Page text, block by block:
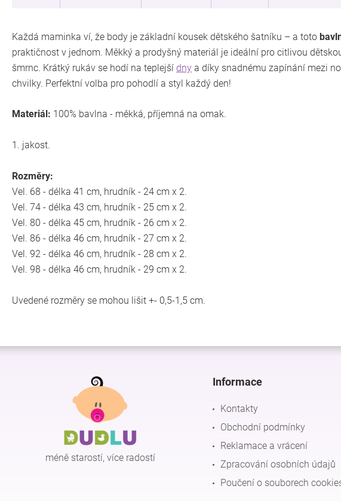
Každá maminka ví, že body je základní kousek dětského šatníku – a toto
praktičnost v jednom. Měkký a prodyšný materiál je ideální pro citlivou
šmrnc. Krátký rukáv se hodí na teplejší dny a díky snadnému zapínání mezi
chvilky. Perfektní volba pro pohodlí a styl každý den!
Materiál: 100% bavlna - měkká, příjemná na omak.
1. jakost.
Rozměry:
Vel. 68 - délka 41 cm, hrudník - 24 cm x 2.
Vel. 74 - délka 43 cm, hrudník - 25 cm x 2.
Vel. 80 - délka 45 cm, hrudník - 26 cm x 2.
Vel. 86 - délka 46 cm, hrudník - 27 cm x 2.
Vel. 92 - délka 46 cm, hrudník - 28 cm x 2.
Vel. 98 - délka 46 cm, hrudník - 29 cm x 2.
Uvedené rozměry se mohou lišit +- 0,5-1,5 cm.
Z
méně starostí, více radostí
Informace
Kontakty
Obchodní podmínky
Reklamace a vrácení
Zpracování osobních údajů
Poučení o souborech